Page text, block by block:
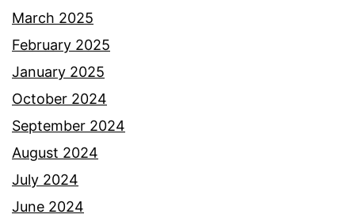
March 2025
February 2025
January 2025
October 2024
September 2024
August 2024
July 2024
June 2024